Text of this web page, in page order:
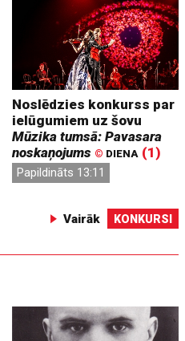
Noslēdzies konkurss par
ielūgumiem uz šovu
Mūzika tumsā: Pavasara
noskaņojums © DIENA (1)
Papildināts 13:11
Vairāk KONKURSI